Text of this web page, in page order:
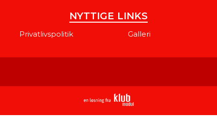
NYTTIGE LINKS
Privatlivspolitik Galleri